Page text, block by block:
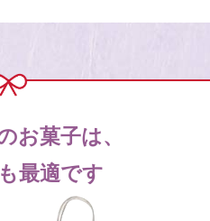
お菓子は、
最適です